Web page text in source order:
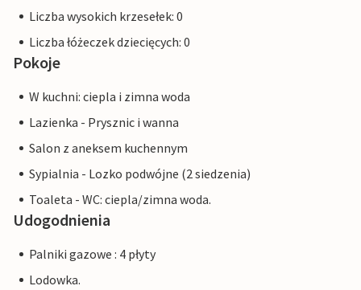
Liczba wysokich krzesełek: 0
Liczba łóżeczek dziecięcych: 0
Pokoje
W kuchni: ciepla i zimna woda
Lazienka - Prysznic i wanna
Salon z aneksem kuchennym
Sypialnia - Lozko podwójne (2 siedzenia)
Toaleta - WC: ciepla/zimna woda.
Udogodnienia
Palniki gazowe : 4 płyty
Lodowka.